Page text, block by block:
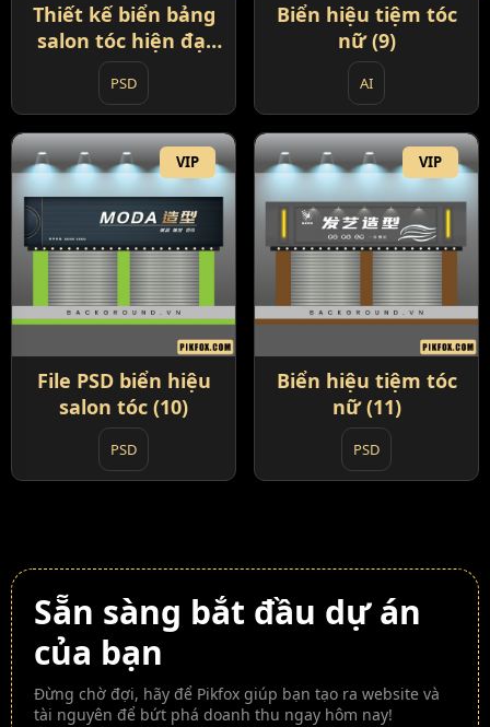
Thiết kế biển bảng
salon tóc hiện đại
(8)
PSD
Biển hiệu tiệm tóc
nữ (9)
AI
VIP
File PSD biển hiệu
salon tóc (10)
PSD
VIP
Biển hiệu tiệm tóc
nữ (11)
PSD
Sẵn sàng bắt đầu dự án
của bạn
Đừng chờ đợi, hãy để Pikfox giúp bạn tạo ra website và
tài nguyên để bứt phá doanh thu ngay hôm nay!